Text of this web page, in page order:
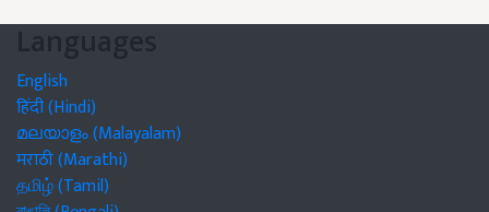
Languages
English
हिंदी (Hindi)
മലയാളം (Malayalam)
मराठी (Marathi)
தமிழ் (Tamil)